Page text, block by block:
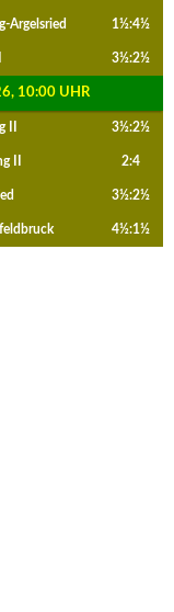
Argelsried 1½:4½
3½:2½
10:00 UHR
II 3½:2½
II 2:4
3½:2½
4½:1½